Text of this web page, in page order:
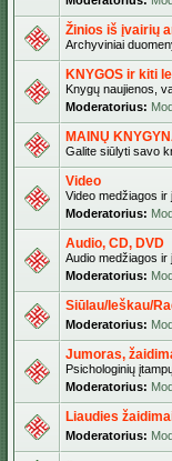
Žinios iš įvairių
Archyviniai
KNYGOS ir kiti
Knygų naujienos,
Moderatorius:
MAINŲ
Galite siūlyti savo
Video
Video medžiagos ir
Moderatorius:
Audio, CD, DVD
Audio medžiagos ir
Moderatorius:
Siūlau/Ieškau/
Moderatorius:
Jumoras,
Psichologinių
Moderatorius:
Liaudies
Moderatorius: